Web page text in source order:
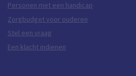
Personen met een handicap
Zorgbudget voor ouderen
Stel een vraag
Een klacht indienen